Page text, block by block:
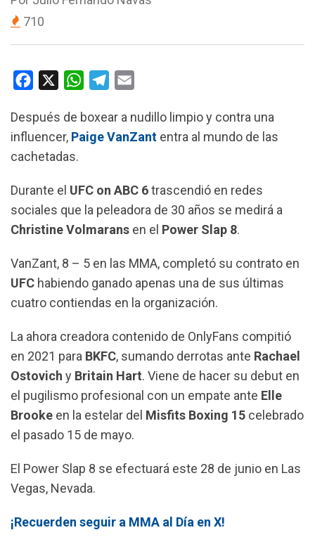
710
c
e
b
o
k
W
a
t
p
p
l
e
a
m
a
i
Después de boxear a nudillo limpio y contra una
influencer, Paige VanZant entra al mundo de las
cachetadas.
Durante el UFC on ABC 6trascendió en redes
sociales que la peleadora de 30 años se medirá a
Christine Volmarans en el Power Slap 8.
VanZant, 8 – 5 en las MMA, completó su contrato en
UFC habiendo ganado apenas una de sus últimas
cuatro contiendas en la organización.
La ahora creadora contenido de OnlyFans compitió
en 2021 para BKFC, sumando derrotas ante Rachael
Ostovich y Britain Hart. Viene de hacer su debut en
el pugilismo profesional con un empate ante Elle
Brooke en la estelar del Misfits Boxing 15 celebrado
el pasado 15 de mayo.
El Power Slap 8 se efectuará este 28 de junio en Las
Vegas, Nevada.
¡Recuerden seguir a MMA al Día en X!